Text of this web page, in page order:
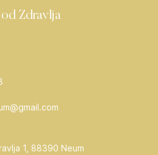
Zdravlja
1, 88390 Neum